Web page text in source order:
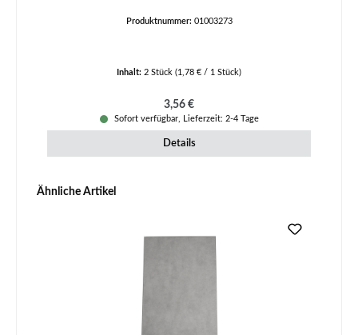
Produktnummer: 01003273
Inhalt: 2 Stück (1,78 € / 1 Stück)
Regulärer Preis:
3,56 €
Sofort verfügbar, Lieferzeit: 2-4 Tage
Details
Produktgalerie überspringen
Ähnliche Artikel